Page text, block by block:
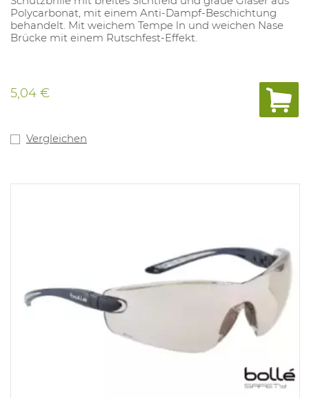
Polycarbonat, mit einem Anti-Dampf-Beschichtung
behandelt. Mit weichem Tempe ln und weichen Nase
Brücke mit einem Rutschfest-Effekt.
5,04 €
Vergleichen